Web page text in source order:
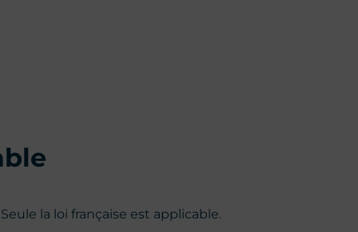
la loi française est applicable.